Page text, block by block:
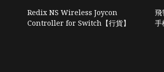
Redix NS Wireless Joycon
Controller for Switch【行貨】
飛
手